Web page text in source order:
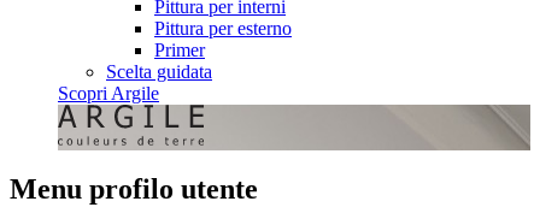
Pittura per interni
Pittura per esterno
Primer
Scelta guidata
Scopri Argile
Menu profilo utente